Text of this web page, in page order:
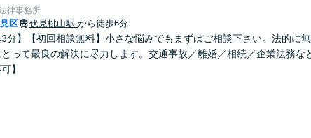
律事務所
区 伏見桃山駅 から徒歩6分
3分】【初回相談無料】小さな悩みでもまずはご相談下さい。法的に
って最良の解決に尽力します。交通事故／離婚／相続／企業法務な
】